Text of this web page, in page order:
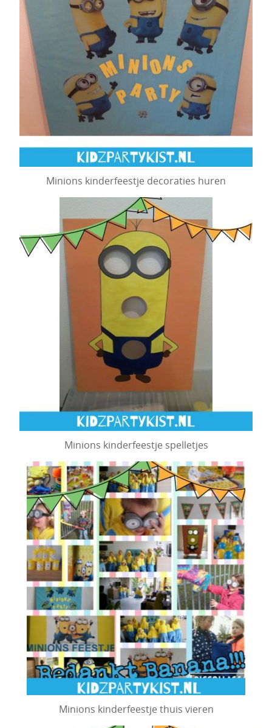
Minions kinderfeestje decoraties huren
Minions kinderfeestje spelletjes
Minions kinderfeestje thuis vieren